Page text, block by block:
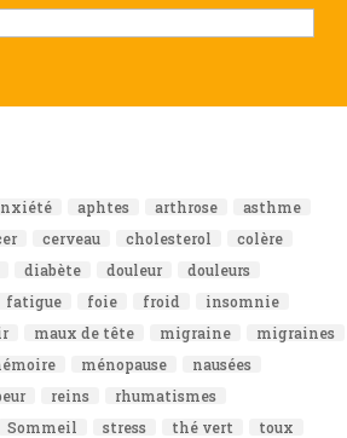
aphtes arthrose
asthme
cerveau cholesterol
colère
diabète douleur
douleurs
fatigue foie froid
insomnie
maux de tête migraine
migraines
ménopause
nausées
reins
rhumatismes
Sommeil stress thé vert
toux